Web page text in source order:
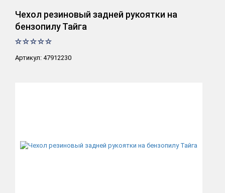
Чехол резиновый задней рукоятки на
бензопилу Тайга
Артикул: 47912230